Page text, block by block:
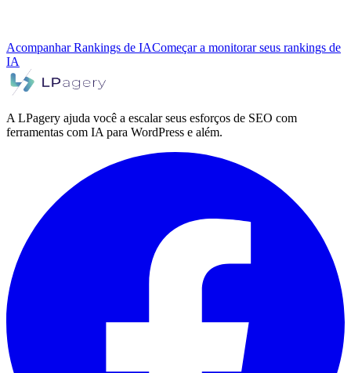
Acompanhar Rankings de IAComeçar a monitorar seus rankings de
IA
A LPagery ajuda você a escalar seus esforços de SEO com
ferramentas com IA para WordPress e além.